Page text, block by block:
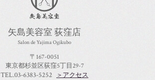
矢島美容室 荻窪店
Salon de Yajima Ogikubo
〒167-0051
東京都杉並区荻窪5丁目29-7
TEL.03-6383-5252 ＞アクセス